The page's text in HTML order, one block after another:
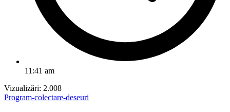
11:41 am
Vizualizări: 2.008
Program-colectare-deseuri